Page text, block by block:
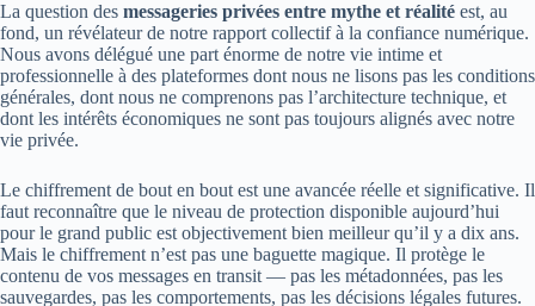
La question des messageries privées entre mythe et réalité est, au
fond, un révélateur de notre rapport collectif à la confiance numérique.
Nous avons délégué une part énorme de notre vie intime et
professionnelle à des plateformes dont nous ne lisons pas les conditions
générales, dont nous ne comprenons pas l’architecture technique, et
dont les intérêts économiques ne sont pas toujours alignés avec notre
vie privée.
Le chiffrement de bout en bout est une avancée réelle et significative. Il
faut reconnaître que le niveau de protection disponible aujourd’hui
pour le grand public est objectivement bien meilleur qu’il y a dix ans.
Mais le chiffrement n’est pas une baguette magique. Il protège le
contenu de vos messages en transit — pas les métadonnées, pas les
sauvegardes, pas les comportements, pas les décisions légales futures.